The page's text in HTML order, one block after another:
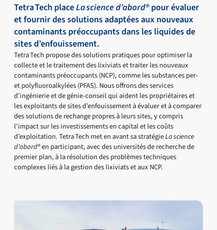
Tetra Tech placeLa science d’abord®pour évaluer
et fournir des solutions adaptées aux nouveaux
contaminants préoccupants dans les liquides de
sites d’enfouissement.
Tetra Tech propose des solutions pratiques pour optimiser la
collecte et le traitement des lixiviats et traiter les nouveaux
contaminants préoccupants (NCP), comme les substances per-
et polyfluoroalkylées (PFAS). Nous offrons des services
d’ingénierie et de génie-conseil qui aident les propriétaires et
les exploitants de sites d’enfouissement à évaluer et à comparer
des solutions de rechange propres à leurs sites, y compris
l’impact sur les investissements en capital et les coûts
d’exploitation. Tetra Tech met en avant sa stratégieLa science
d’abord®en participant, avec des universités de recherche de
premier plan, à la résolution des problèmes techniques
complexes liés à la gestion des lixiviats et aux NCP.